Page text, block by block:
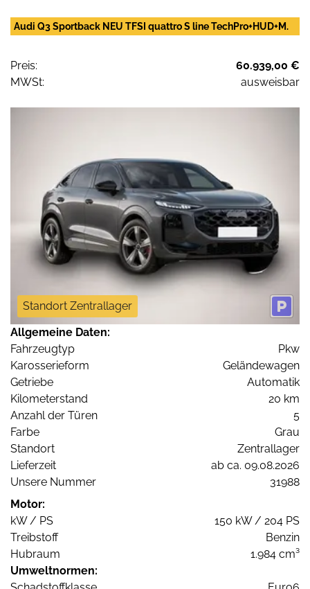
Audi Q3 Sportback NEU TFSI quattro S line TechPro+HUD+M.
Preis:
60.939,00 €
MWSt:
ausweisbar
Standort Zentrallager
Allgemeine Daten:
Fahrzeugtyp
Pkw
Karosserieform
Geländewagen
Getriebe
Automatik
Kilometerstand
20 km
Anzahl der Türen
5
Farbe
Grau
Standort
Zentrallager
Lieferzeit
ab ca. 09.08.2026
Unsere Nummer
31988
Motor:
kW / PS
150 kW / 204 PS
Treibstoff
Benzin
Hubraum
1.984 cm³
Umweltnormen: